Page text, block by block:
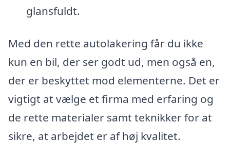
glansfuldt.
Med den rette autolakering får du ikke
kun en bil, der ser godt ud, men også en,
der er beskyttet mod elementerne. Det er
vigtigt at vælge et firma med erfaring og
de rette materialer samt teknikker for at
sikre, at arbejdet er af høj kvalitet.